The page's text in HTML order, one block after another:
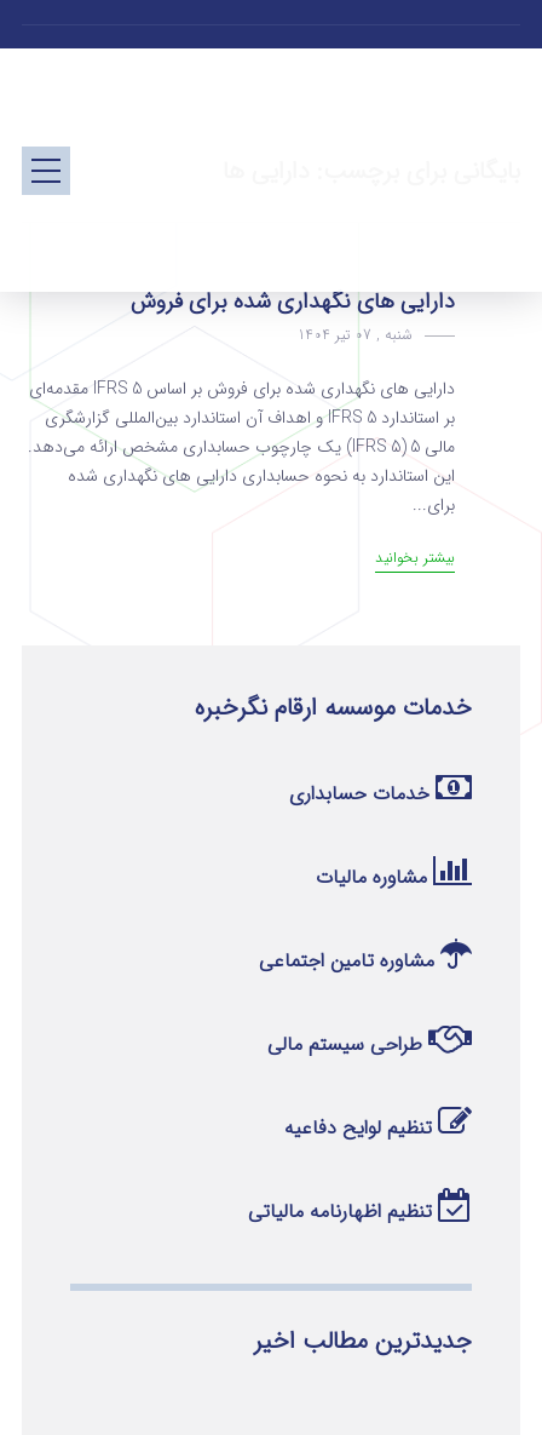
دارایی های نگهداری شده برای فروش
شنبه , 07 تیر 1404
دارایی های نگهداری شده برای فروش بر اساس IFRS 5 مقدمه‌ای
بر استاندارد IFRS 5 و اهداف آن استاندارد بین‌المللی گزارشگری
مالی 5 (IFRS 5) یک چارچوب حسابداری مشخص ارائه می‌دهد.
این استاندارد به نحوه حسابداری دارایی های نگهداری شده
برای...
بیشتر بخوانید
خدمات موسسه ارقام نگرخبره
خدمات حسابداری
مشاوره مالیات
مشاوره تامین اجتماعی
طراحی سیستم مالی
تنظیم لوایح دفاعیه
تنظیم اظهارنامه مالیاتی
جدیدترین مطالب اخیر